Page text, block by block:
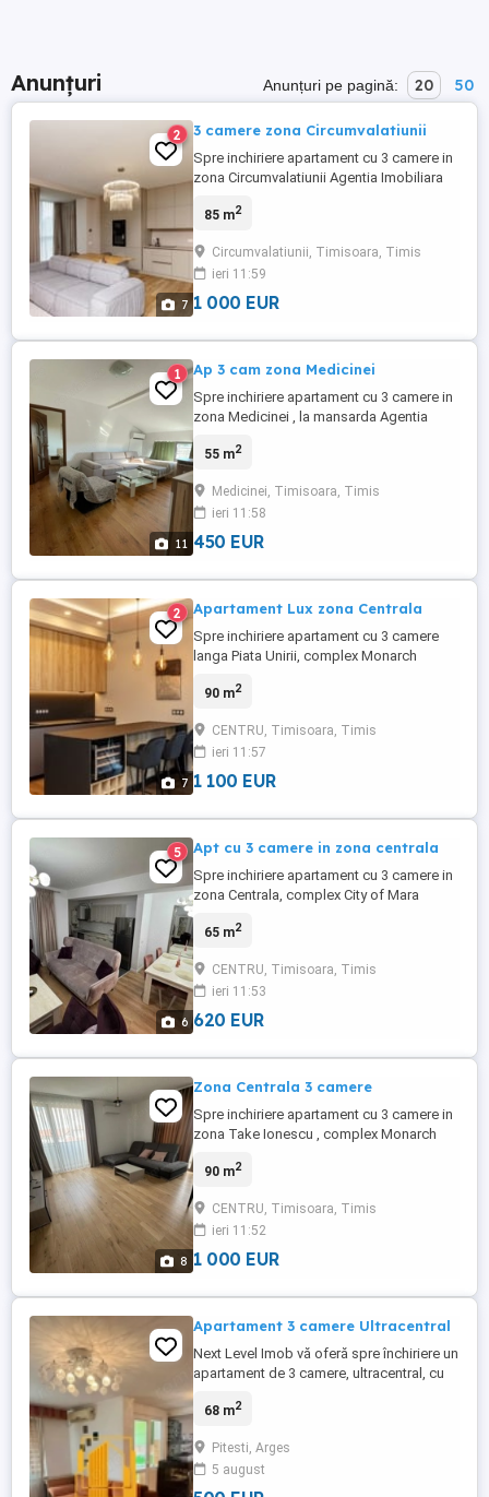
Anunțuri Anunțuri pe pagină: 20 50
7
2 3 camere zona Circumvalatiunii
Spre inchiriere apartament cu 3 camere in
zona Circumvalatiunii Agentia Imobiliara
apartament cu 3 camere, complet mobilat
din: -living open space cu bucataria, -2
dormitoare, -2 bai -balcon -loc de parcare
Pentru alte ...
85 m2
Circumvalatiunii, Timisoara, Timis
ieri 11:59
1 000 EUR
11
1 Ap 3 cam zona Medicinei
Spre inchiriere apartament cu 3 camere in
zona Medicinei , la mansarda Agentia
inchiriere un apartament cu 3 camere,
modern. Este compus din: -living open
space cu bucataria, -2 dormitoare, -baie
Pentru alte detalii nu ezitati ...
55 m2
Medicinei, Timisoara, Timis
ieri 11:58
450 EUR
7
2 Apartament Lux zona Centrala
Spre inchiriere apartament cu 3 camere
langa Piata Unirii, complex Monarch
spre inchiriere un apartament cu 3 camere,
modern. Este compus din: -living open
space cu bucataria, -2 dormitoare, -2 bai -
terasa -loc de parcare Pentru ...
90 m2
CENTRU, Timisoara, Timis
ieri 11:57
1 100 EUR
6
5 Apt cu 3 camere in zona centrala
Spre inchiriere apartament cu 3 camere in
zona Centrala, complex City of Mara
spre inchiriere un apartament cu 3 camere,
modern. Este compus din: -living open
space cu bucataria, -dormitor, -birou
dormitor -baie -balcon 8 mp -terasa ...
65 m2
CENTRU, Timisoara, Timis
ieri 11:53
620 EUR
8
Zona Centrala 3 camere
Spre inchiriere apartament cu 3 camere in
zona Take Ionescu , complex Monarch
spre inchiriere un apartament cu 3 camere,
modern. Este compus din: -living open
space cu bucataria, -2 dormitoare, -2 bai -
terasa -boxa -loc de ...
90 m2
CENTRU, Timisoara, Timis
ieri 11:52
1 000 EUR
Apartament 3 camere Ultracentral
Next Level Imob vă oferă spre închiriere un
apartament de 3 camere, ultracentral, cu
Apartamentul este complet mobilat și
68 m2
Pitesti, Arges
5 august